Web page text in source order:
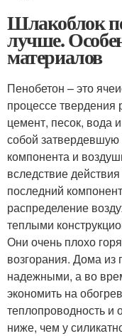
Шлакоблок
лучше.
материалов
Пенобетон – это
процессе твердения
цемент, песок, вода
собой затвердевшую
компонента и
вследствие
последний
распределение
теплыми
Они очень плохо
возгорания. Дома из
надежными, а во
экономить на
теплопроводность и
ниже, чем у